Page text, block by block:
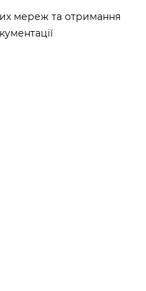
мереж та отримання